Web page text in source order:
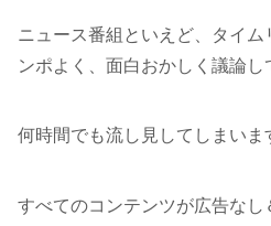
ニュース番組といえど、タイ
ンポよく、面白おかしく議論し
何時間でも流し見してしまいま
すべてのコンテンツが広告な